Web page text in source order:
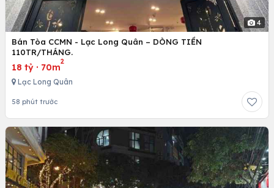
4
Bán Tòa CCMN - Lạc Long Quân – DÒNG TIỀN
110TR/THÁNG.
18 tỷ · 70m
2
Lạc Long Quân
58 phút trước